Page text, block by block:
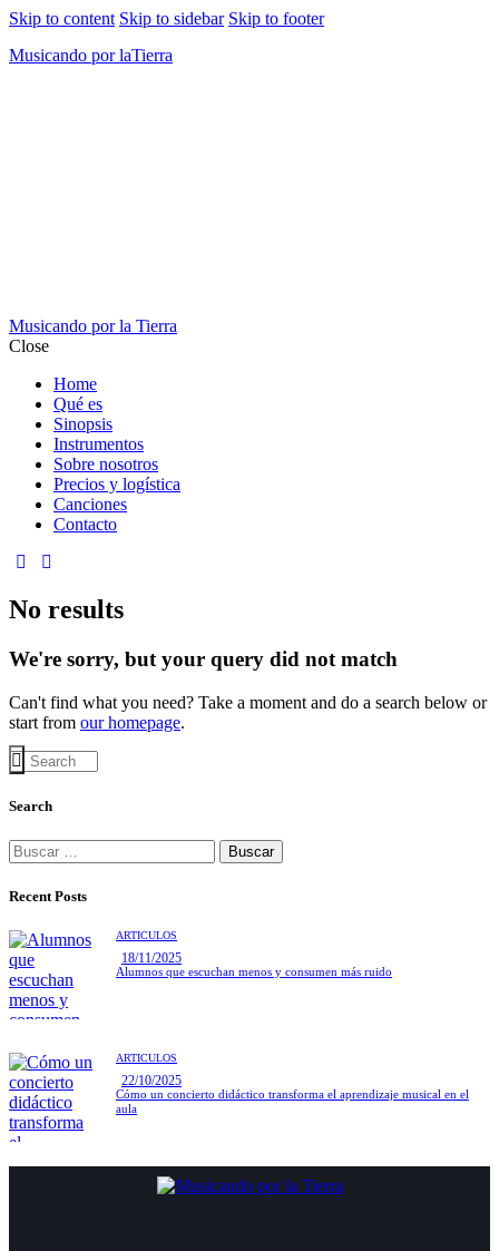
Skip to content Skip to sidebar Skip to footer
Musicando por laTierra
Musicando por la Tierra
Close
Home
Qué es
Sinopsis
Instrumentos
Sobre nosotros
Precios y logística
Canciones
Contacto
No results
We're sorry, but your query did not match
Can't find what you need? Take a moment and do a search below or
start from our homepage.
Search
Buscar:
Recent Posts
ARTÍCULOS
18/11/2025
Alumnos que escuchan menos y consumen más ruido
ARTÍCULOS
22/10/2025
Cómo un concierto didáctico transforma el aprendizaje musical en el
aula